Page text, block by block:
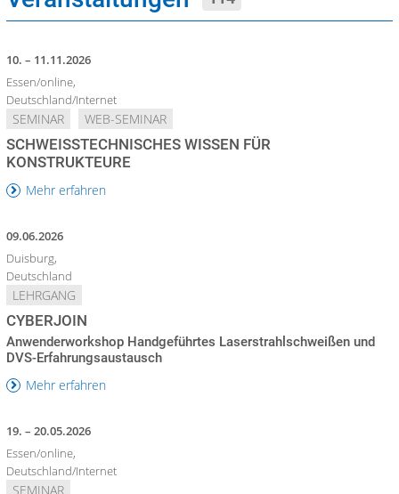
10. – 11.11.2026
Essen/online,
Deutschland/Internet
SEMINAR WEB-SEMINAR
SCHWEISSTECHNISCHES WISSEN FÜR K
ONSTRUKTEURE
Mehr erfahren
09.06.2026
Duisburg,
Deutschland
LEHRGANG
CYBERJOIN
Anwenderworkshop Handgeführtes Laserstrahlschweißen und
DVS-Erfahrungsaustausch
Mehr erfahren
19. – 20.05.2026
Essen/online,
Deutschland/Internet
SEMINAR